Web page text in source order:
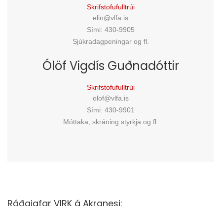
Skrifstofufulltrúi
elin@vlfa.is
Sími: 430-9905
Sjúkradagpeningar og fl.
Ólöf Vigdís Guðnadóttir
Skrifstofufulltrúi
olof@vlfa.is
Sími: 430-9901
Móttaka, skráning styrkja og fl.
Ráðgjafar VIRK á Akranesi: